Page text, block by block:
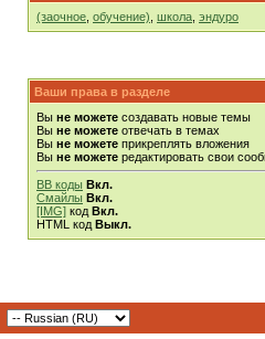
(заочное обучение) школа эндуро
Ваши права в разделе
Вы не можете создавать новые темы
Вы не можете отвечать в темах
Вы не можете прикреплять вложения
Вы не можете редактировать свои
BB коды Вкл.
Смайлы Вкл.
[IMG] код Вкл.
HTML код Выкл.